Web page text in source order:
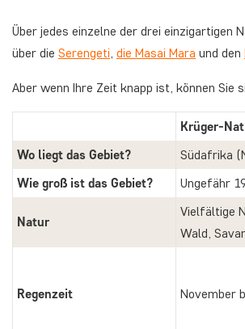
Über jedes einzelne der drei einzigartigen
über die Serengeti, die Masai Mara und den
Aber wenn Ihre Zeit knapp ist, können Sie
Krüger-
Wo liegt das Gebiet?
Südafrika
Wie groß ist das Gebiet?
Ungefähr
Natur
Vielfältige
Wald,
Regenzeit November